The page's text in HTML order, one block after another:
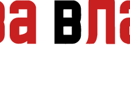
содержанию